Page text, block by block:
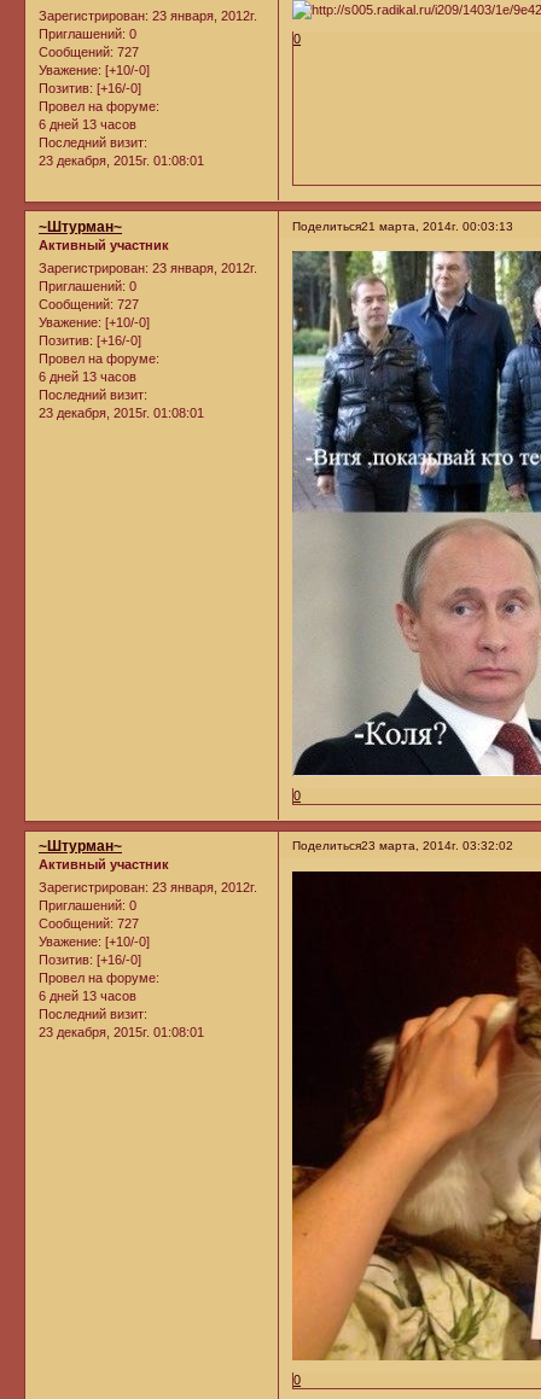
Зарегистрирован: 23 января, 2012г.
Приглашений: 0
Сообщений: 727
Уважение: [+10/-0]
Позитив: [+16/-0]
Провел на форуме:
6 дней 13 часов
Последний визит:
23 декабря, 2015г. 01:08:01
0
Поделиться21 марта, 2014г. 00:03:13
~Штурман~
Активный участник
Зарегистрирован: 23 января, 2012г.
Приглашений: 0
Сообщений: 727
Уважение: [+10/-0]
Позитив: [+16/-0]
Провел на форуме:
6 дней 13 часов
Последний визит:
23 декабря, 2015г. 01:08:01
0
Поделиться23 марта, 2014г. 03:32:02
~Штурман~
Активный участник
Зарегистрирован: 23 января, 2012г.
Приглашений: 0
Сообщений: 727
Уважение: [+10/-0]
Позитив: [+16/-0]
Провел на форуме:
6 дней 13 часов
Последний визит:
23 декабря, 2015г. 01:08:01
0